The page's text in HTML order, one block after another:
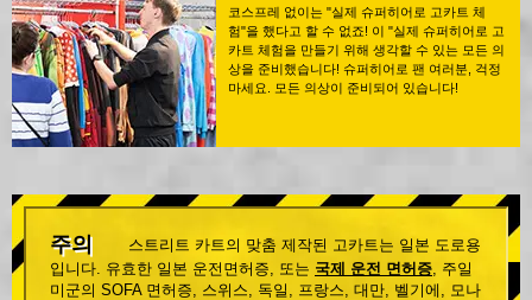
코스프레 없이는 "실제 슈퍼히어로 고카트 체
험"을 했다고 할 수 없죠! 이 "실제 슈퍼히어로 고
카트 체험을 만들기 위해 생각할 수 있는 모든 의
상을 준비했습니다! 슈퍼히어로 팬 여러분, 걱정
마세요. 모든 의상이 준비되어 있습니다!
주의
스트리트 카트의 맞춤 제작된 고카트는 일본 도로용
입니다. 유효한 일본 운전면허증, 또는 국제 운전 면허증 , 주일
미군의 SOFA 면허증, 스위스, 독일, 프랑스, 대만, 벨기에, 모나